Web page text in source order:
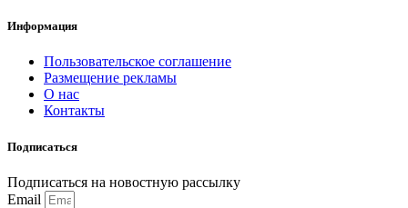
Информация
Пользовательское соглашение
Размещение рекламы
О нас
Контакты
Подписаться
Подписаться на новостную рассылку
Email